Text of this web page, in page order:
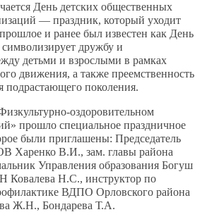
головки переходные,
защиты
и пожарные щиты
День детских общественных
— праздник, который уходит
и ранее был известен как День
дружбу и
детьми и взрослыми в рамках
движения, а также преемственность
подрастающего поколения.
оздоровительном
прошло специальное праздничное
были приглашены: Председатель
Харенко В.И., зам. главы района
Управления образования Богуш
Ковалева Н.С., инструктор по
ВДПО Орловского района
Ж.Н., Бондарева Т.А.